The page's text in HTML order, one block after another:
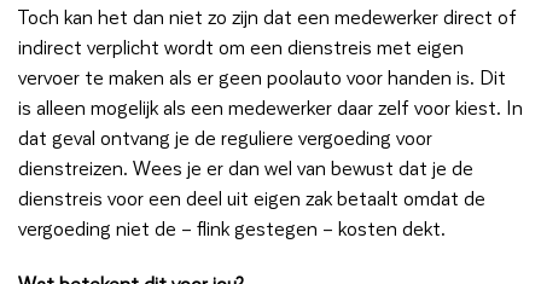
Toch kan het dan niet zo zijn dat een medewerker direct of
indirect verplicht wordt om een dienstreis met eigen
vervoer te maken als er geen poolauto voor handen is. Dit
is alleen mogelijk als een medewerker daar zelf voor kiest. In
dat geval ontvang je de reguliere vergoeding voor
dienstreizen. Wees je er dan wel van bewust dat je de
dienstreis voor een deel uit eigen zak betaalt omdat de
vergoeding niet de – flink gestegen – kosten dekt.